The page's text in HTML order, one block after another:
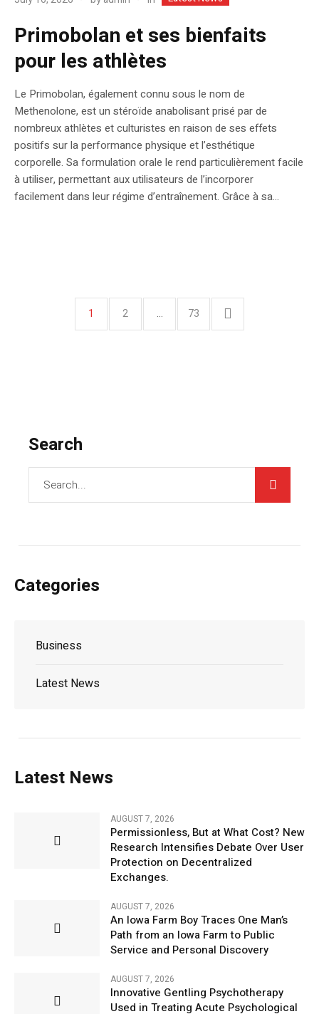
Primobolan et ses bienfaits
pour les athlètes
Le Primobolan, également connu sous le nom de
Methenolone, est un stéroïde anabolisant prisé par de
nombreux athlètes et culturistes en raison de ses effets
positifs sur la performance physique et l’esthétique
corporelle. Sa formulation orale le rend particulièrement facile
à utiliser, permettant aux utilisateurs de l’incorporer
facilement dans leur régime d’entraînement. Grâce à sa...
1 2 … 73
Search
Categories
Business
Latest News
Latest News
AUGUST 7, 2026
Permissionless, But at What Cost? New
Research Intensifies Debate Over User
Protection on Decentralized
Exchanges.
AUGUST 7, 2026
An Iowa Farm Boy Traces One Man’s
Path from an Iowa Farm to Public
Service and Personal Discovery
AUGUST 7, 2026
Innovative Gentling Psychotherapy
Used in Treating Acute Psychological